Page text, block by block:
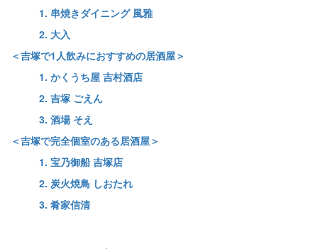
1. 串焼きダイニング 風雅
2. 大入
＜吉塚で1人飲みにおすすめの居酒屋＞
1. かくうち屋 吉村酒店
2. 吉塚 ごえん
3. 酒場 そえ
＜吉塚で完全個室のある居酒屋＞
1. 宝乃御船 吉塚店
2. 炭火焼鳥 しおたれ
3. 肴家信清